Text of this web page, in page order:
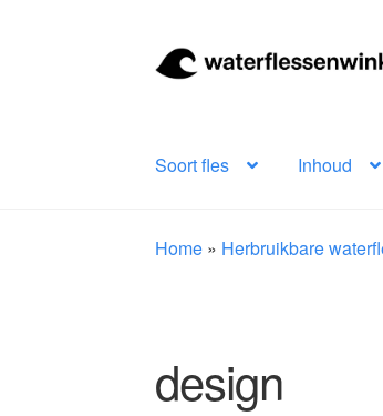
Ga
door
Ga
naar
Soort fles Inhoud
Home » Herbruikbare
design